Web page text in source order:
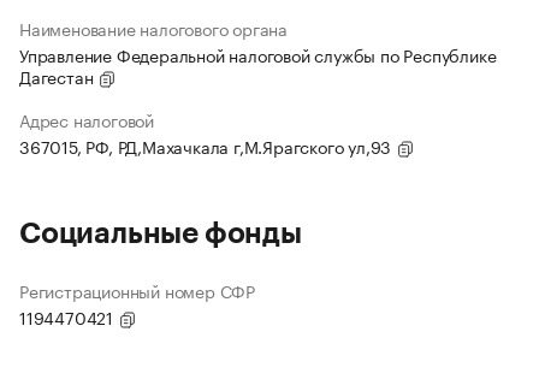
Наименование налогового органа
Управление Федеральной налоговой службы по Республике
Дагестан
Адрес налоговой
367015, РФ, РД,Махачкала г,М.Ярагского ул,93
Социальные фонды
Регистрационный номер СФР
1194470421